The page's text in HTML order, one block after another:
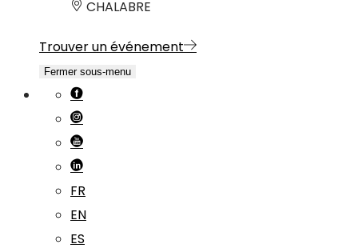
CHALABRE
Trouver un événement
Fermer sous-menu
FR
EN
ES